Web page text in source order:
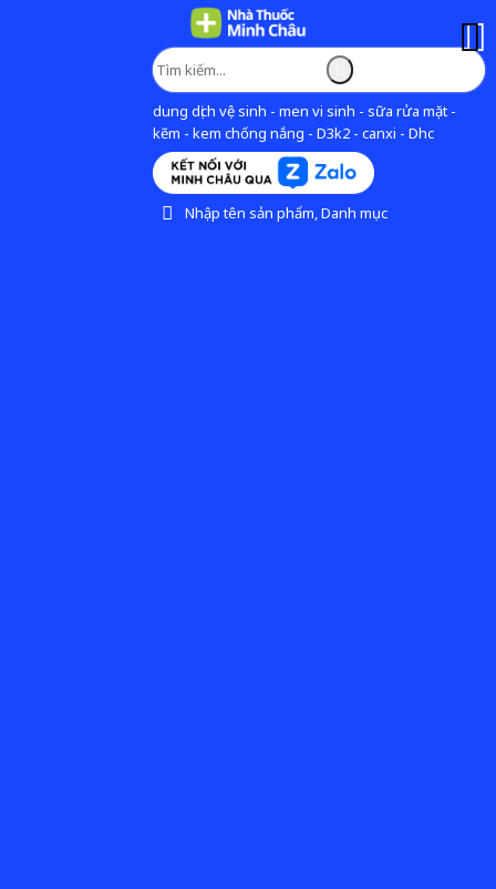
dung dịch vệ sinh - men vi sinh - sữa rửa mặt -
kẽm - kem chống nắng - D3k2 - canxi - Dhc
Nhập tên sản phẩm, Danh mục